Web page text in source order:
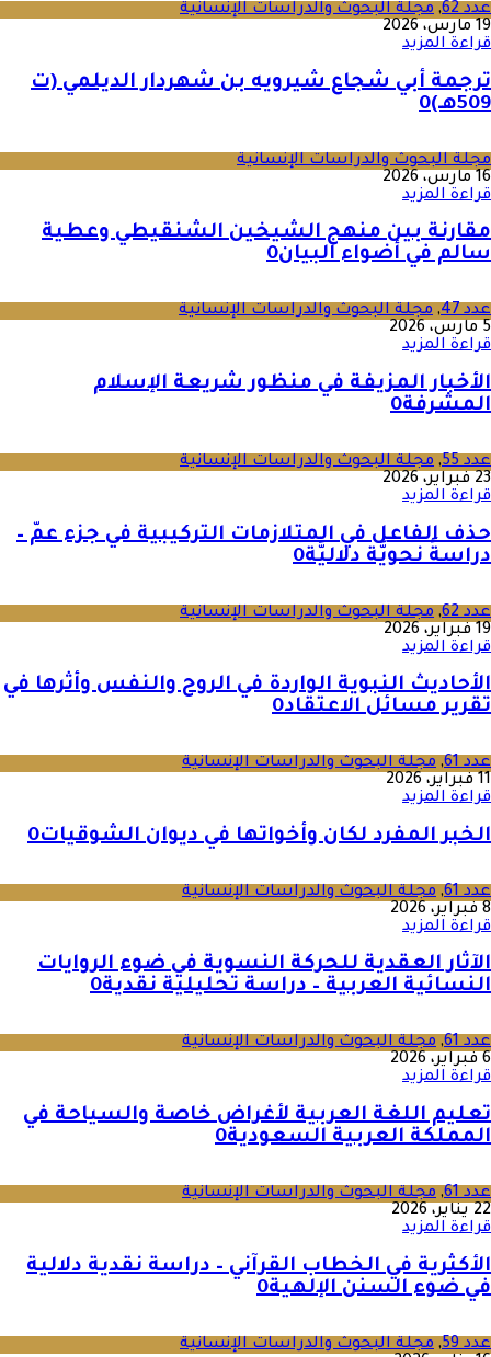
عدد 62 , مجلة البحوث والدراسات الإنسانية
19 مارس، 2026
قراءة المزيد
ترجمة أبي شجاع شيرويه بن شهردار الديلمي (ت
509هـ)
0
مجلة البحوث والدراسات الإنسانية
16 مارس، 2026
قراءة المزيد
مقارنة بين منهج الشيخين الشنقيطي وعطية
سالم في أضواء البيان0
عدد 47 , مجلة البحوث والدراسات الإنسانية
5 مارس، 2026
قراءة المزيد
الأخبار المزيفة في منظور شريعة الإسلام
المشرفة0
عدد 55 , مجلة البحوث والدراسات الإنسانية
23 فبراير، 2026
قراءة المزيد
حذف الفاعل في المتلازمات التركيبية في جزء عمّ –
دراسةً نحويَّة دلاليَّة0
عدد 62 , مجلة البحوث والدراسات الإنسانية
19 فبراير، 2026
قراءة المزيد
الأحاديث النبوية الواردة في الروح والنفس وأثرها في
تقرير مسائل الاعتقاد0
عدد 61 , مجلة البحوث والدراسات الإنسانية
11 فبراير، 2026
قراءة المزيد
الخبر المفرد لكان وأخواتها في ديوان الشوقيات0
عدد 61 , مجلة البحوث والدراسات الإنسانية
8 فبراير، 2026
قراءة المزيد
الآثار العقدية للحركة النسوية في ضوء الروايات
النسائية العربية – دراسة تحليلية نقدية0
عدد 61 , مجلة البحوث والدراسات الإنسانية
6 فبراير، 2026
قراءة المزيد
تعليم اللغة العربية لأغراض خاصة والسياحة في
المملكة العربية السعودية0
عدد 61 , مجلة البحوث والدراسات الإنسانية
22 يناير، 2026
قراءة المزيد
الأكثرية في الخطاب القرآني – دراسة نقدية دلالية
في ضوء السنن الإلهية0
عدد 59 , مجلة البحوث والدراسات الإنسانية